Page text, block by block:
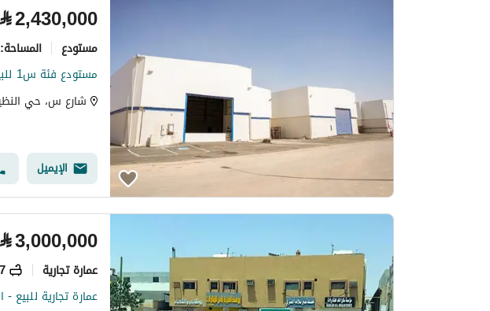
⃁2,430,000
مستودع المساحة:
شارع س، حي
الإيميل
⃁3,000,000
عمارة تجارية 7
عمارة تجارية